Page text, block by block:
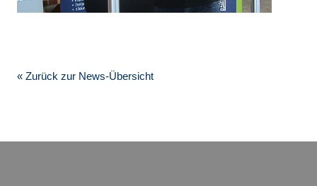
« Zurück zur News-Übersicht